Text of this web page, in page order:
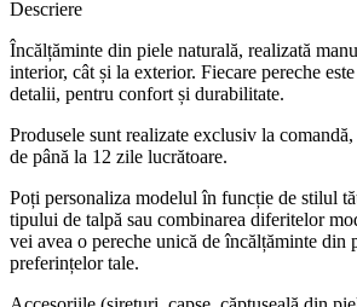
Descriere
Încălțăminte din piele naturală, realizată
interior, cât și la exterior. Fiecare pereche
detalii, pentru confort și durabilitate.
Produsele sunt realizate exclusiv la
de până la 12 zile lucrătoare.
Poți personaliza modelul în funcție de stilul
tipului de talpă sau combinarea diferitelor
vei avea o pereche unică de încălțăminte din
preferințelor tale.